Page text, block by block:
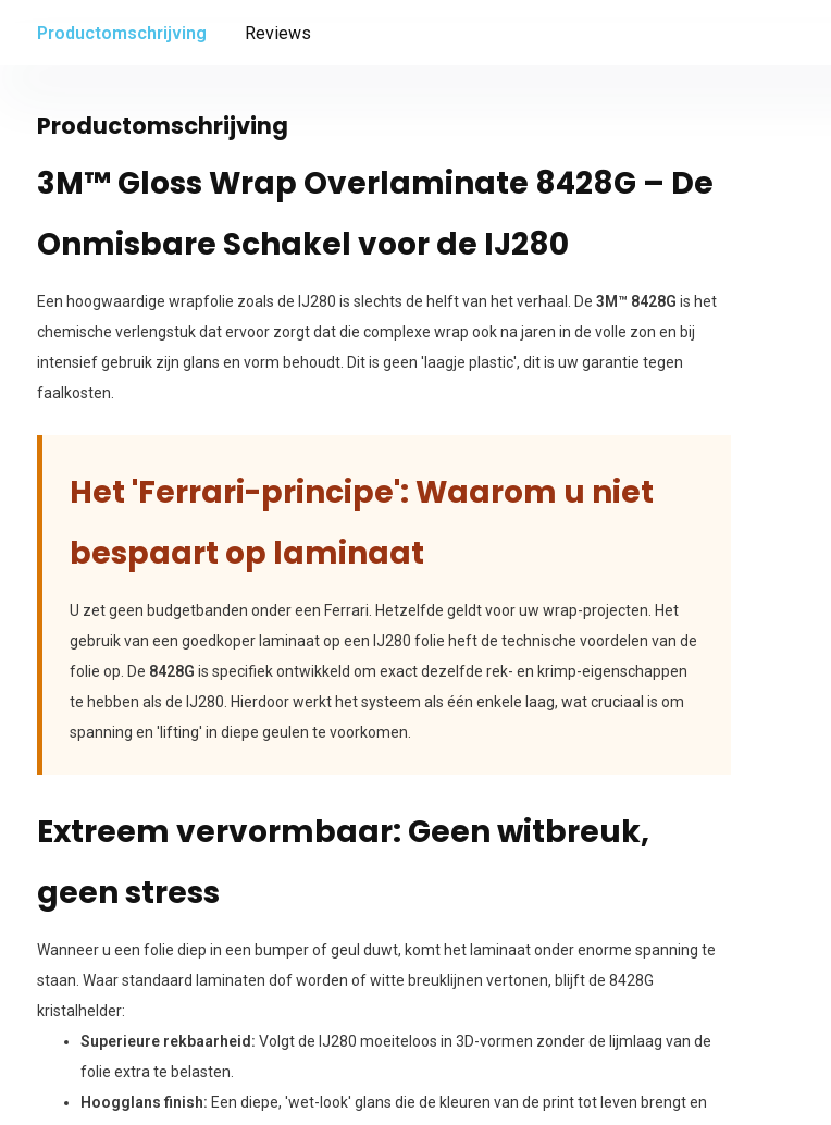
Productomschrijving Reviews
Productomschrijving
3M™ Gloss Wrap Overlaminate 8428G – De
Onmisbare Schakel voor de IJ280
Een hoogwaardige wrapfolie zoals de IJ280 is slechts de helft van het verhaal. De 3M™ 8428G is het
chemische verlengstuk dat ervoor zorgt dat die complexe wrap ook na jaren in de volle zon en bij
intensief gebruik zijn glans en vorm behoudt. Dit is geen 'laagje plastic', dit is uw garantie tegen
faalkosten.
Het 'Ferrari-principe': Waarom u niet
bespaart op laminaat
U zet geen budgetbanden onder een Ferrari. Hetzelfde geldt voor uw wrap-projecten. Het
gebruik van een goedkoper laminaat op een IJ280 folie heft de technische voordelen van de
folie op. De 8428G is specifiek ontwikkeld om exact dezelfde rek- en krimp-eigenschappen
te hebben als de IJ280. Hierdoor werkt het systeem als één enkele laag, wat cruciaal is om
spanning en 'lifting' in diepe geulen te voorkomen.
Extreem vervormbaar: Geen witbreuk,
geen stress
Wanneer u een folie diep in een bumper of geul duwt, komt het laminaat onder enorme spanning te
staan. Waar standaard laminaten dof worden of witte breuklijnen vertonen, blijft de 8428G
kristalhelder:
Superieure rekbaarheid: Volgt de IJ280 moeiteloos in 3D-vormen zonder de lijmlaag van de
folie extra te belasten.
Hoogglans finish: Een diepe, 'wet-look' glans die de kleuren van de print tot leven brengt en